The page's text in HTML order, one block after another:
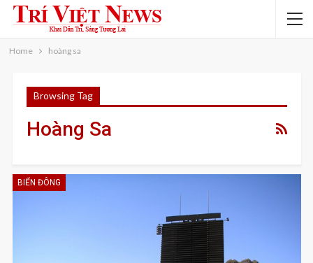
Home hoàng sa
Browsing Tag
Hoàng Sa
BIỂN ĐÔNG